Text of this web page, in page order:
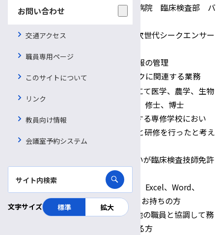
配属先・職務内容
信州大学医学部附属病院 臨床検査部 バ
・核酸抽出、PCR、次世代シークエンサー
・生体試料と臨床情報の管理
・その他バイオバンクに関連する業務
応募資格
1.大学または大学院にて医学、農学、生物
学等を修得した学士、修士、博士
2.学校教育法に規定する専修学校におい
て、①と同等の知識と研修を行ったと考え
られる臨床検査技師
3.医療資格は問わないが臨床検査技師免許
を有する方は尚可
4.PCスキル（メール、Excel、Word、
PowerPointなど）をお持ちの方
5.研究意欲があり、他の職員と協調して務
を遂行する能力がある方
お問い合わせ
交通アクセス
職員専用ページ
このサイトについて
リンク
教員向け情報
会議室予約システム
文字サイズ 標準 拡大